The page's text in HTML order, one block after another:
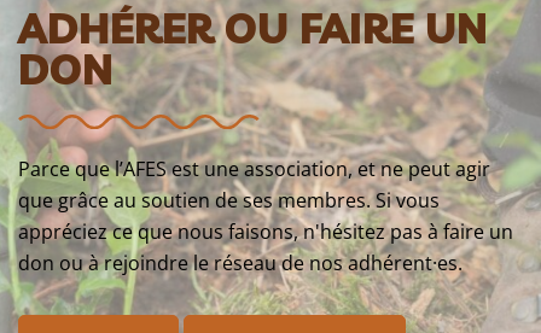
ADHÉRER OU FAIRE UN
DON
Parce que l’AFES est une association, et ne peut agir
que grâce au soutien de ses membres. Si vous
appréciez ce que nous faisons, n'hésitez pas à faire un
don ou à rejoindre le réseau de nos adhérent·es.